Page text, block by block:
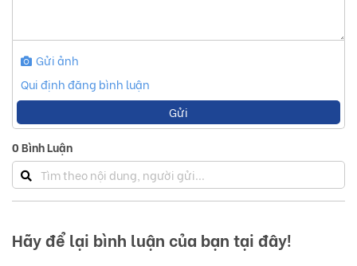
Gửi ảnh
Qui định đăng bình luận
Gửi
0Bình Luận
Hãy để lại bình luận của bạn tại đây!